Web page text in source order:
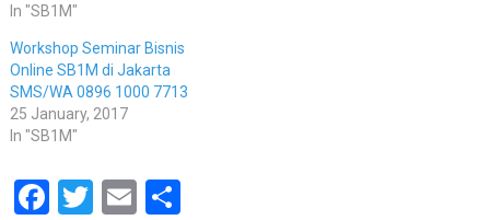
In "SB1M"
Workshop Seminar Bisnis
Online SB1M di Jakarta
SMS/WA 0896 1000 7713
25 January, 2017
In "SB1M"
Facebook
Twitter
EmailShare